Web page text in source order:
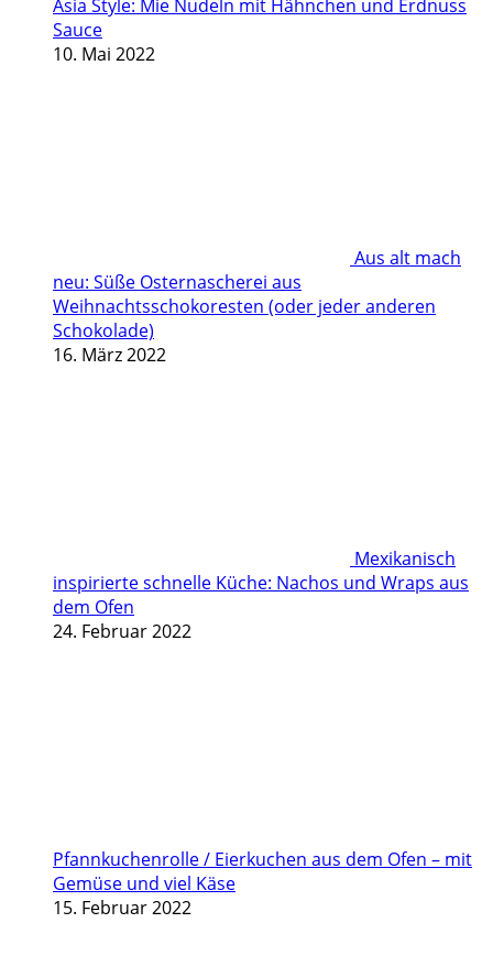
Asia Style: Mie Nudeln mit Hähnchen und Erdnuss
Sauce
10. Mai 2022
Aus alt mach
neu: Süße Osternascherei aus
Weihnachtsschokoresten (oder jeder anderen
Schokolade)
16. März 2022
Mexikanisch
inspirierte schnelle Küche: Nachos und Wraps aus
dem Ofen
24. Februar 2022
Pfannkuchenrolle / Eierkuchen aus dem Ofen – mit
Gemüse und viel Käse
15. Februar 2022